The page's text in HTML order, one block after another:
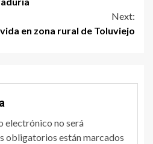
Next:
en zona rural de Toluviejo
electrónico no será
obligatorios están marcados